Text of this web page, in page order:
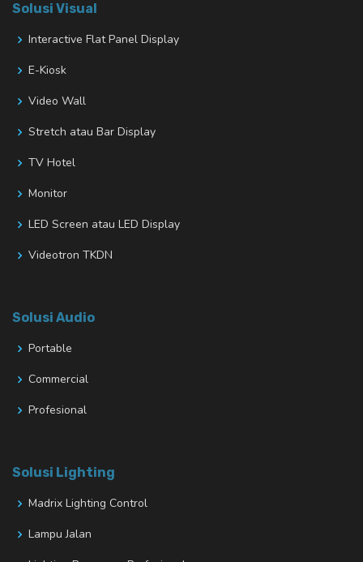
Solusi Visual
Interactive Flat Panel Display
E-Kiosk
Video Wall
Stretch atau Bar Display
TV Hotel
Monitor
LED Screen atau LED Display
Videotron TKDN
Solusi Audio
Portable
Commercial
Profesional
Solusi Lighting
Madrix Lighting Control
Lampu Jalan